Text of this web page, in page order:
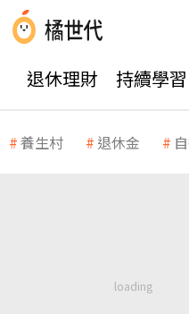
退休理財 持續學習
養生村 退休金